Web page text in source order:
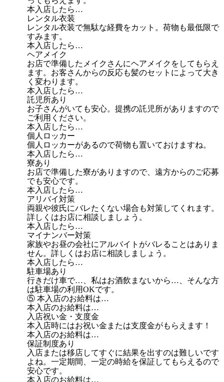
本入店したら…
レンタル衣装
レンタル衣装で無駄な経費をカット。荷物も最低限で
すみます。
本入店したら…
ヘアメイク
お店で準備したメイクさんにヘアメイクをしてもらえ
ます。お客さんからの反応も髪のセットによって大き
く変わります。
本入店したら…
託児所あり
お子さんがいても安心。提携の託児所がありますので
ご利用ください。
本入店したら…
個人ロッカー
個人ロッカーがあるので荷物も置いておけますね。
本入店したら…
寮あり
お店で準備した寮がありますので、遠方からのご応募
でも安心です。
本入店したら…
アリバイ対策
両親や彼氏にバレたくない場合も対策してくれます。
詳しくはお店に相談しましょう。
本入店したら…
マイナンバー対策
家族やお昼の会社にアルバイトがバレることはありま
せん。詳しくはお店に相談しましょう。
本入店したら…
駐車場あり
行きだけ車で…、私はお酒飲まないから…、そんな方
は駐車場の利用OKです。
⑤ 本入店のお給料は…
本入店のお給料は…
入店祝い金・支度金
本入店時にはお祝い金または支度金がもらえます！
本入店のお給料は…
保証制度あり
入店または移店してすぐに結果を出すのは難しいです
よね。一定期間、一定の時給を保証してもらえるので
安心です。
本入店のお給料は…